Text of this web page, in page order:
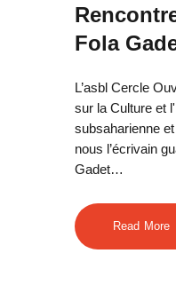
Fola
L’asbl Cercle
sur la Culture et
subsaharienne
nous l’écrivain
Gadet…
Read More